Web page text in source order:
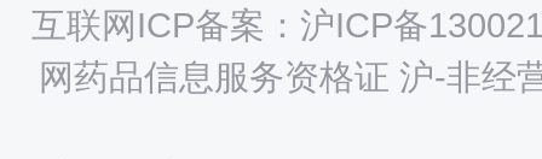
互联网ICP备案：沪ICP备
网药品信息服务资格证 沪-非经